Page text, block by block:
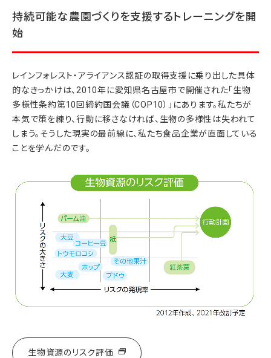
持続可能な農園づくりを支援するトレーニングを開
始
レインフォレスト・アライアンス認証の取得支援に乗り出した具体
的なきっかけは、2010年に愛知県名古屋市で開催された「生物
多様性条約第10回締約国会議（COP10）」にあります。私たちが
本気で策を練り、行動に移さなければ、生物の多様性は失われて
しまう。そうした現実の最前線に、私たち食品企業が直面している
ことを学んだのです。
生物資源のリスク評価